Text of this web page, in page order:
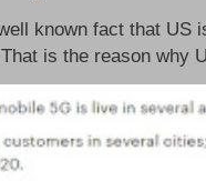
known fact that US
is the reason why